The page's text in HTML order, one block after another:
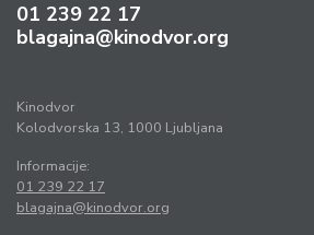
01 239 22 17
blagajna@kinodvor.org
Kinodvor
Kolodvorska 13, 1000 Ljubljana
Informacije:
01 239 22 17
blagajna@kinodvor.org